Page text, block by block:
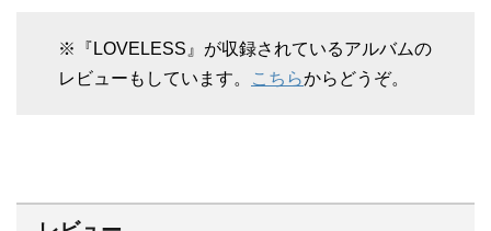
※『LOVELESS』が収録されているアルバムの
レビューもしています。
こちらからどうぞ。